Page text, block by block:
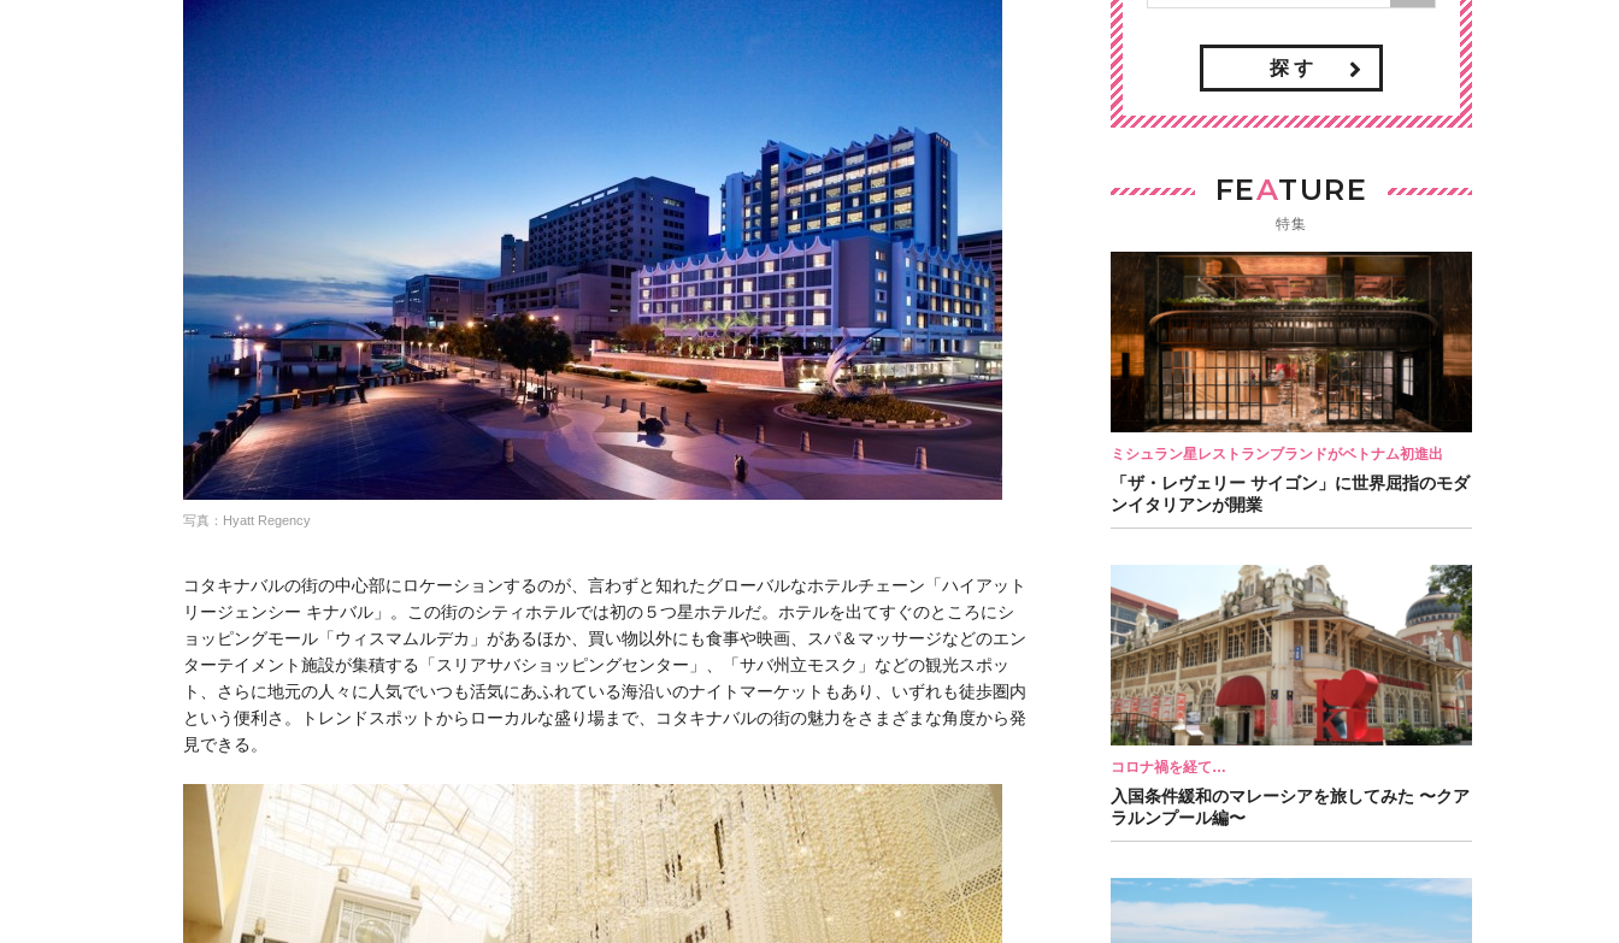
写真：Hyatt Regency
コタキナバルの街の中心部にロケーションするのが、言わずと知れたグローバルなホテルチェーン「ハイアット
リージェンシー キナバル」。この街のシティホテルでは初の５つ星ホテルだ。ホテルを出てすぐのところにシ
ョッピングモール「ウィスマムルデカ」があるほか、買い物以外にも食事や映画、スパ＆マッサージなどのエン
ターテイメント施設が集積する「スリアサバショッピングセンター」、「サバ州立モスク」などの観光スポッ
ト、さらに地元の人々に人気でいつも活気にあふれている海沿いのナイトマーケットもあり、いずれも徒歩圏内
という便利さ。トレンドスポットからローカルな盛り場まで、コタキナバルの街の魅力をさまざまな角度から発
見できる。
探 す
FEATURE
特集
ミシュラン星レストランブランドがベトナム初進出
「ザ・レヴェリー サイゴン」に世界屈指のモダ
ンイタリアンが開業
コロナ禍を経て…
入国条件緩和のマレーシアを旅してみた 〜クア
ラルンプール編〜